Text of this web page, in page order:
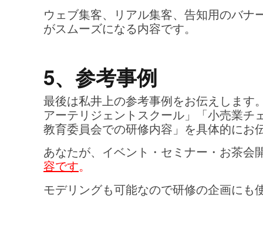
ウェブ集客、リアル集客、告知用のバ
がスムーズになる内容です。
5、参考事例
最後は私井上の参考事例をお伝えします
アーテリジェントスクール」「小売業
教育委員会での研修内容」を具体的にお
あなたが、イベント・セミナー・お茶会
容です。
モデリングも可能なので研修の企画にも